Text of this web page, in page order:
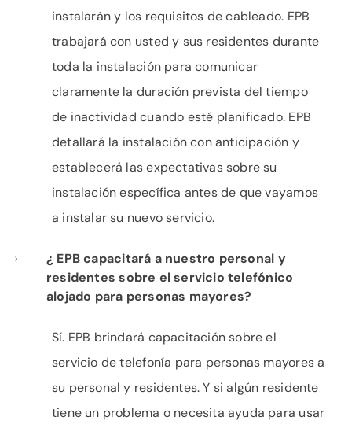
instalarán y los requisitos de cableado. EPB
trabajará con usted y sus residentes durante
toda la instalación para comunicar
claramente la duración prevista del tiempo
de inactividad cuando esté planificado. EPB
detallará la instalación con anticipación y
establecerá las expectativas sobre su
instalación específica antes de que vayamos
a instalar su nuevo servicio.
¿ EPB capacitará a nuestro personal y
residentes sobre el servicio telefónico
alojado para personas mayores?
Sí. EPB brindará capacitación sobre el
servicio de telefonía para personas mayores a
su personal y residentes. Y si algún residente
tiene un problema o necesita ayuda para usar